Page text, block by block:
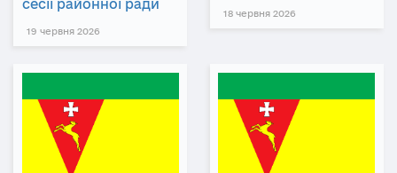
сесії районної ради
19 червня 2026
18 червня 2026